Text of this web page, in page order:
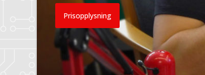
Prisopplysning